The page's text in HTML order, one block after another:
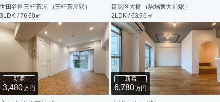
世田谷区三軒茶屋 （三軒茶屋駅）
3LDK / 76.60㎡
目黒区大橋 （駒場東大前駅）
2LDK / 63.96㎡
新着
3,480万円
新着
6,780万円